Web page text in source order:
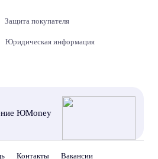
Защита покупателя
Юридическая информация
ЮMoney
Контакты Вакансии